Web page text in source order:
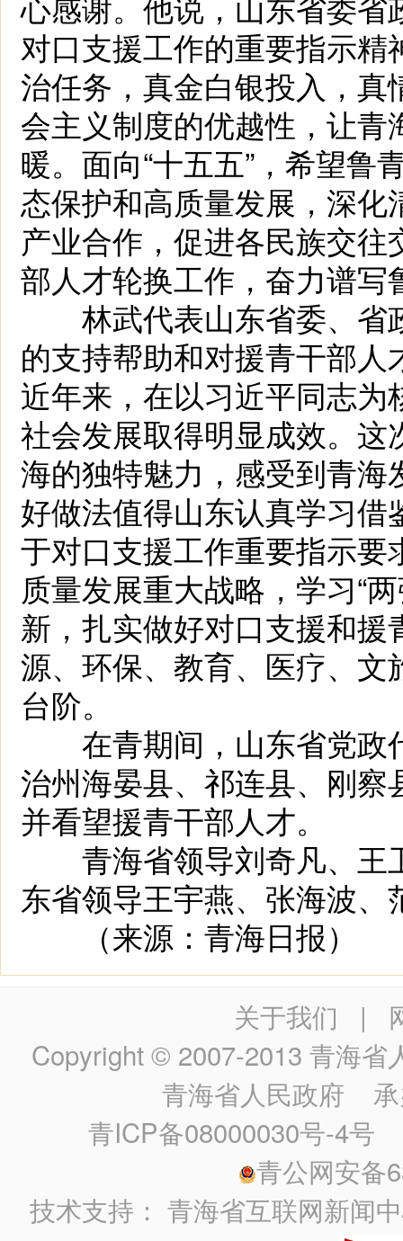
对口支援工作的重要指示
治任务，真金白银投入，
会主义制度的优越性，让
暖。面向“十五五”，希望鲁
态保护和高质量发展，深
产业合作，促进各民族交
部人才轮换工作，奋力谱
林武代表山东省委、省
的支持帮助和对援青干部
近年来，在以习近平同志
社会发展取得明显成效。
海的独特魅力，感受到青
好做法值得山东认真学习
于对口支援工作重要指示
质量发展重大战略，学习“
新，扎实做好对口支援和
源、环保、教育、医疗、
台阶。
在青期间，山东省党政
治州海晏县、祁连县、刚
并看望援青干部人才。
青海省领导刘奇凡、王
东省领导王宇燕、张海波
（来源：青海日报）
关于我们 |
Copyright © 2007-2013 青海省
青海省人民政府 承
青ICP备08000030号-4号
青公网安备
技术支持：青海省互联网新闻